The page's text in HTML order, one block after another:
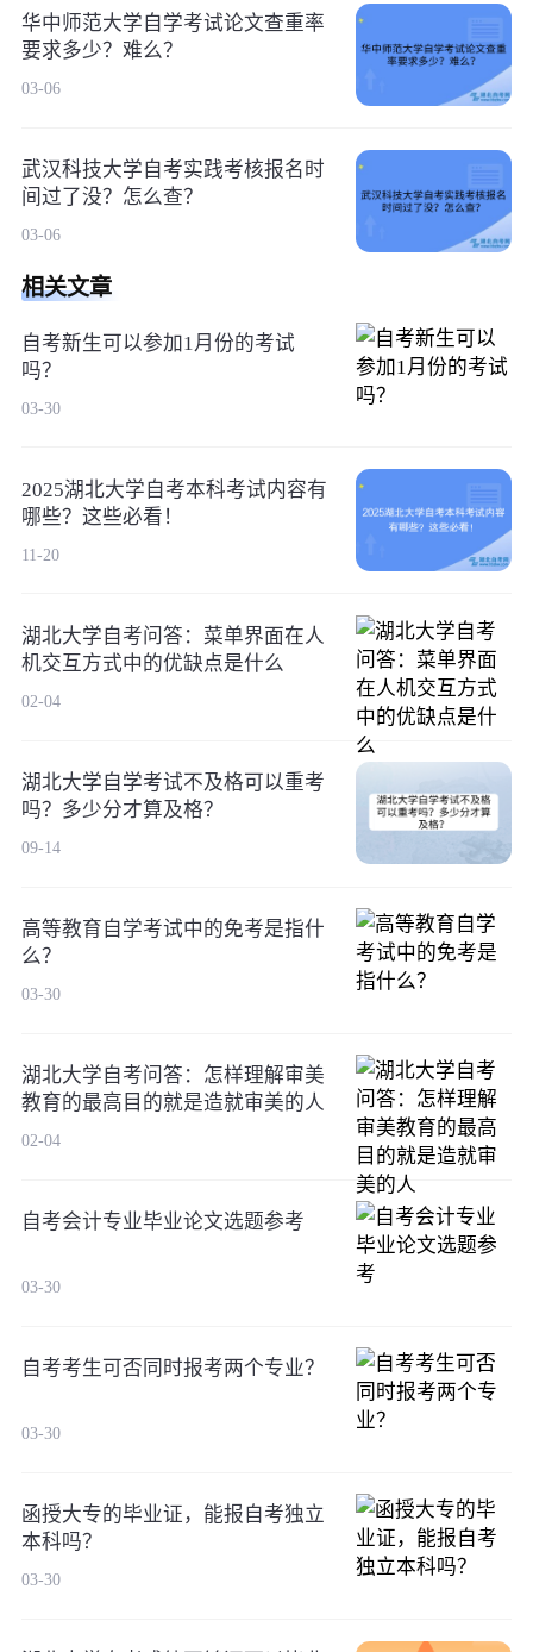
华中师范大学自学考试论文查重率
要求多少？难么？
03-06
武汉科技大学自考实践考核报名时
间过了没？怎么查？
03-06
相关文章
自考新生可以参加1月份的考试
吗？
03-30
2025湖北大学自考本科考试内容有
哪些？这些必看！
11-20
湖北大学自考问答：菜单界面在人
机交互方式中的优缺点是什么
02-04
湖北大学自学考试不及格可以重考
吗？多少分才算及格？
09-14
高等教育自学考试中的免考是指什
么？
03-30
湖北大学自考问答：怎样理解审美
教育的最高目的就是造就审美的人
02-04
自考会计专业毕业论文选题参考
03-30
自考考生可否同时报考两个专业？
03-30
函授大专的毕业证，能报自考独立
本科吗？
03-30